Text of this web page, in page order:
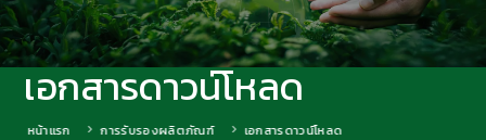
เอกสารดาวน์โหลด
หน้าแรก การรับรองผลิตภัณฑ์ เอกสารดาวน์โหลด